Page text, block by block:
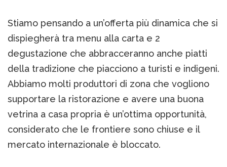
Stiamo pensando a un’offerta più dinamica che si
dispiegherà tra menu alla carta e 2
degustazione che abbracceranno anche piatti
della tradizione che piacciono a turisti e indigeni.
Abbiamo molti produttori di zona che vogliono
supportare la ristorazione e avere una buona
vetrina a casa propria è un’ottima opportunità,
considerato che le frontiere sono chiuse e il
mercato internazionale è bloccato.